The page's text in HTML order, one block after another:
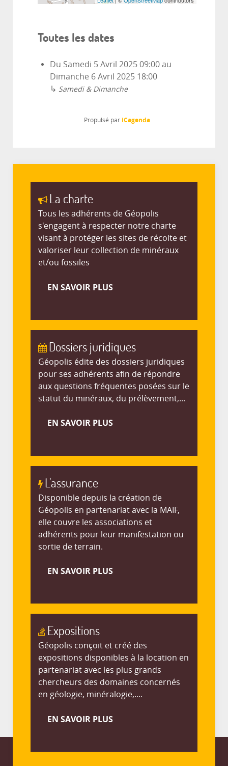
Toutes les dates
Du Samedi 5 Avril 2025 09:00 au
Dimanche 6 Avril 2025 18:00
↳ Samedi & Dimanche
Propulsé par iCagenda
La charte
Tous les adhérents de Géopolis
s'engagent à respecter notre charte
visant à protéger les sites de récolte et
valoriser leur collection de minéraux
et/ou fossiles
EN SAVOIR PLUS
Dossiers juridiques
Géopolis édite des dossiers juridiques
pour ses adhérents afin de répondre
aux questions fréquentes posées sur le
statut du minéraux, du prélèvement,...
EN SAVOIR PLUS
L'assurance
Disponible depuis la création de
Géopolis en partenariat avec la MAIF,
elle couvre les associations et
adhérents pour leur manifestation ou
sortie de terrain.
EN SAVOIR PLUS
Expositions
Géopolis conçoit et créé des
expositions disponibles à la location en
partenariat avec les plus grands
chercheurs des domaines concernés
en géologie, minéralogie,....
EN SAVOIR PLUS